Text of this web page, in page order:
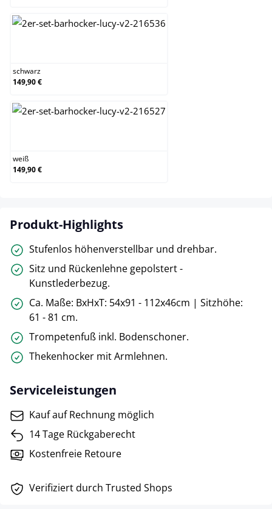
schwarz
149,90 €
weiß
149,90 €
Produkt-Highlights
Stufenlos höhenverstellbar und drehbar.
Sitz und Rückenlehne gepolstert -
Kunstlederbezug.
Ca. Maße: BxHxT: 54x91 - 112x46cm | Sitzhöhe:
61 - 81 cm.
Trompetenfuß inkl. Bodenschoner.
Thekenhocker mit Armlehnen.
Serviceleistungen
Kauf auf Rechnung möglich
14 Tage Rückgaberecht
Kostenfreie Retoure
Verifiziert durch Trusted Shops